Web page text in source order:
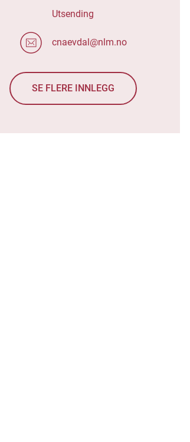
Utsending
cnaevdal@nlm.no
SE FLERE INNLEGG